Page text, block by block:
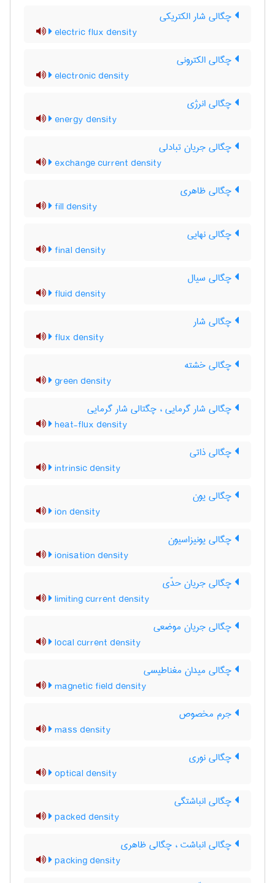
چگالی شار الکتریکی
electric flux density
چگالی الکترونی
electronic density
چگالی انرژی
energy density
چگالی جریان تبادلی
exchange current density
چگالی ظاهری
fill density
چگالی نهایی
final density
چگالی سیال
fluid density
چگالی شار
flux density
چگالی خشته
green density
چگالی شار گرمایی ، چگتالی شار گرمایی
heat-flux density
چگالی ذاتی
intrinsic density
چگالی یون
ion density
چگالی یونیزاسیون
ionisation density
چگالی جریان حدّی
limiting current density
چگالی جریان موضعی
local current density
چگالی میدان مغناطیسی
magnetic field density
جرم مخصوص
mass density
چگالی نوری
optical density
چگالی انباشتگی
packed density
چگالی انباشت ، چگالی ظاهری
packing density